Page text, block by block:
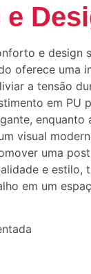
e design
oferece uma
a tensão
em PU
enquanto
visual
uma
e estilo,
em um